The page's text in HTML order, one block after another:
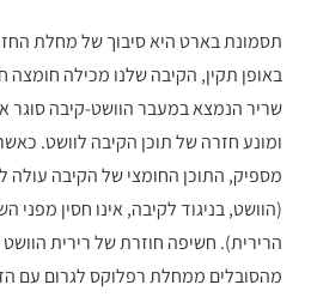
תסמונת בארט היא סיבוך של מחלת
באופן תקין, הקיבה שלנו מכילה חומצה
שריר הנמצא במעבר הוושט-קיבה סוגר
ומונע חזרה של תוכן הקיבה לוושט.
מספיק, התוכן החומצי של הקיבה עולה
(הוושט, בניגוד לקיבה, אינו חסין
הרירית). חשיפה חוזרת של רירית
מהסובלים ממחלת רפלוקס לגרום עם